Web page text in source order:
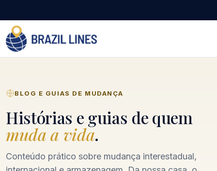
BLOG E GUIAS DE MUDANÇA
Histórias e guias de quem
muda a vida.
Conteúdo prático sobre mudança interestadual,